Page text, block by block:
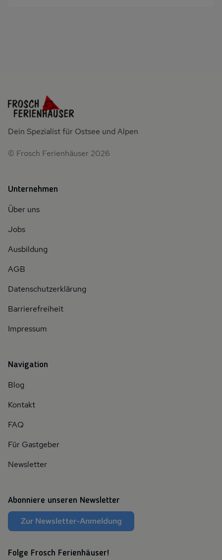
Dein Spezialist für Ostsee und Alpen
© Frosch Ferienhäuser 2026
Unternehmen
Über uns
Jobs
Ausbildung
AGB
Datenschutzerklärung
Barrierefreiheit
Impressum
Navigation
Blog
Kontakt
FAQ
Für Gastgeber
Newsletter
Abonniere unseren Newsletter
Zur Newsletter-Anmeldung
Folge Frosch Ferienhäuser!